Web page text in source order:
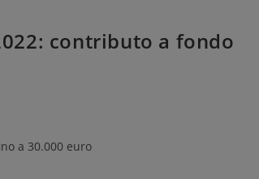
contributo a fondo
a 30.000 euro